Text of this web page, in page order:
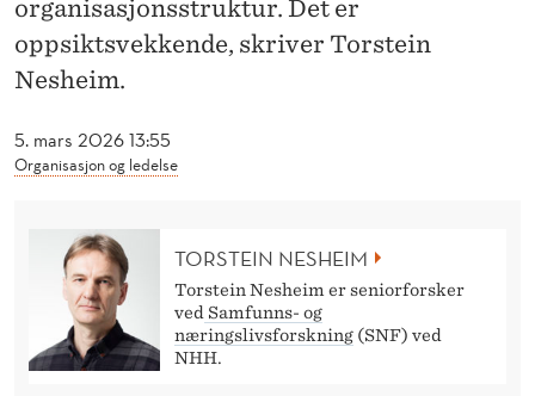
A
L
U
T
5. mars 2026 13:55
Organisasjon og ledelse
organisasjonsstruktur. Det er
oppsiktsvekkende, skriver Torstein
Nesheim.
TORSTEIN NESHEIM
Torstein Nesheim er seniorforsker
ved Samfunns- og
næringslivsforskning (SNF) ved
NHH.